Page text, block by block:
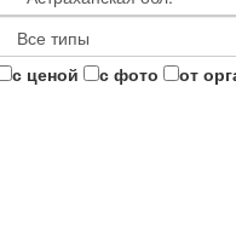
с ценой с фото от